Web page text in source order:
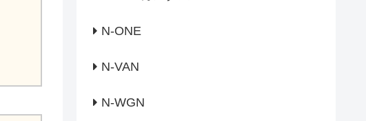
N-ONE
N-VAN
N-WGN